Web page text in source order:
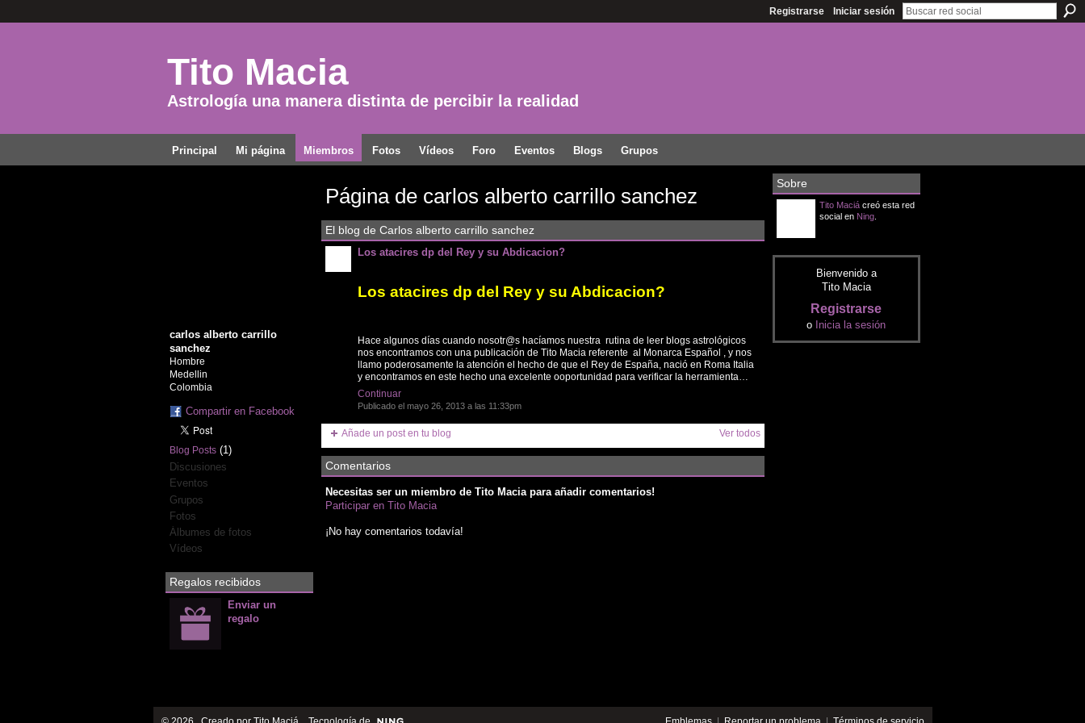
Registrarse Iniciar sesión
Tito Macia
Astrología una manera distinta de percibir la realidad
Principal Mi página Miembros Fotos Vídeos Foro Eventos Blogs Grupos
carlos alberto carrillo
sanchez
Hombre
Medellin
Colombia
Compartir en Facebook
Blog Posts(1)
Discusiones
Eventos
Grupos
Fotos
Álbumes de fotos
Vídeos
Regalos recibidos
Enviar un
regalo
Página de carlos alberto carrillo sanchez
El blog de Carlos alberto carrillo sanchez
Los atacires dp del Rey y su Abdicacion?
Los atacires dp del Rey y su Abdicacion?
Hace algunos días cuando nosotr@s hacíamos nuestra rutina de leer blogs astrológicos
nos encontramos con una publicación de Tito Macia referente al Monarca Español , y nos
llamo poderosamente la atención el hecho de que el Rey de España, nació en Roma Italia
y encontramos en este hecho una excelente ooportunidad para verificar la herramienta…
Continuar
Publicado el mayo 26, 2013 a las 11:33pm
Añade un post en tu blog Ver todos
Comentarios
Necesitas ser un miembro de Tito Macia para añadir comentarios!
Participar en Tito Macia
¡No hay comentarios todavía!
Sobre
Tito Maciácreó esta red
social en Ning.
Bienvenido a
Tito Macia
Registrarse
o Inicia la sesión